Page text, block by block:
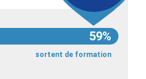
59%
sortent de formation